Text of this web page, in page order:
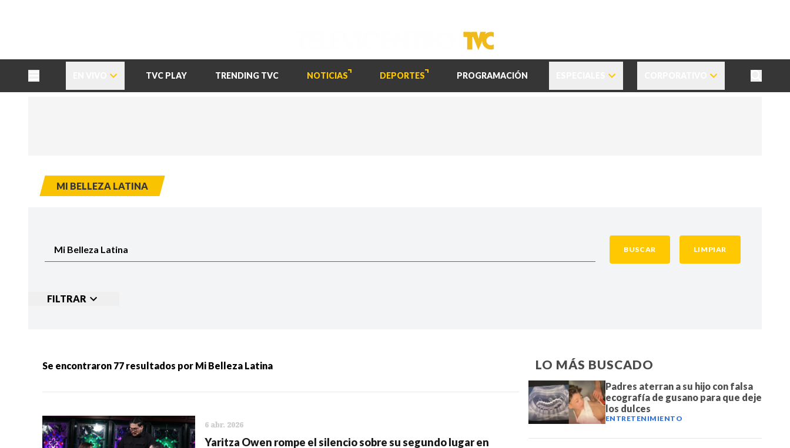
TVC PLAY TRENDING TVC NOTICIAS DEPORTES PROGRAMACIÓN
MI BELLEZA LATINA
BUSCAR LIMPIAR
FILTRAR
Categorias: NOTICIAS SERIES
Se encontraron 77 resultados por Mi Belleza Latina
6 abr. 2026
Yaritza Owen rompe el silencio sobre su segundo lugar en
LO MÁS BUSCADO
Padres aterran a su hijo con falsa
ecografía de gusano para que deje
los dulces
ENTRETENIMIENTO